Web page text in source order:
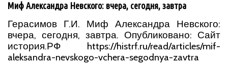
Миф Александра Невского: вчера, сегодня, завтра
Герасимов Г.И. Миф Александра Невского:
вчера, сегодня, завтра. Опубликовано: Сайт
история.РФ https://histrf.ru/read/articles/mif-
aleksandra-nevskogo-vchera-segodnya-zavtra